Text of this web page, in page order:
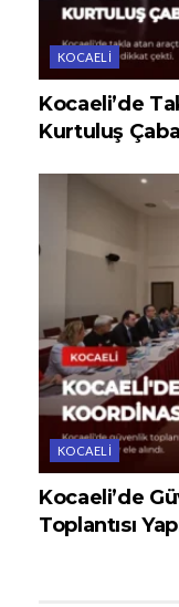
KOCAELI
Kocaeli’de
Kurtuluş
KOCAELI
Kocaeli’de
Toplantısı